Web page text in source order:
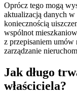
Oprócz tego mogą
aktualizacją danych w
koniecznością
wspólnot
z przepisaniem umów
zarządzanie
Jak długo
właściciela?